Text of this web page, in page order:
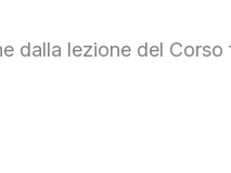
dalla lezione del